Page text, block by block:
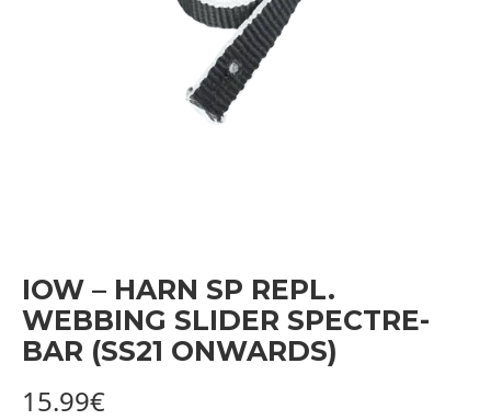
IOW – HARN SP REPL.
WEBBING SLIDER SPECTRE-
BAR (SS21 ONWARDS)
15.99€